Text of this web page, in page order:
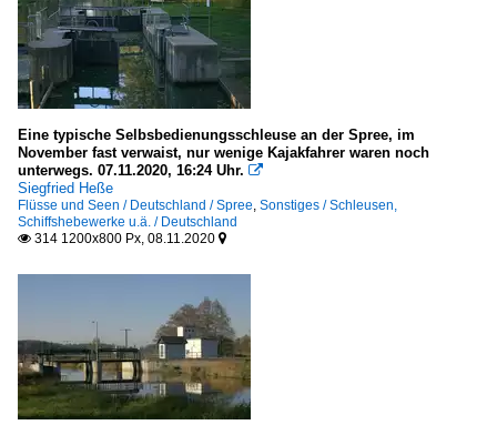
Eine typische Selbsbedienungsschleuse an der Spree, im
November fast verwaist, nur wenige Kajakfahrer waren noch
unterwegs. 07.11.2020, 16:24 Uhr. 
Siegfried Heße
Flüsse und Seen / Deutschland / Spree Sonstiges / Schleusen,
Schiffshebewerke u.ä. / Deutschland
 314 1200x800 Px, 08.11.2020 